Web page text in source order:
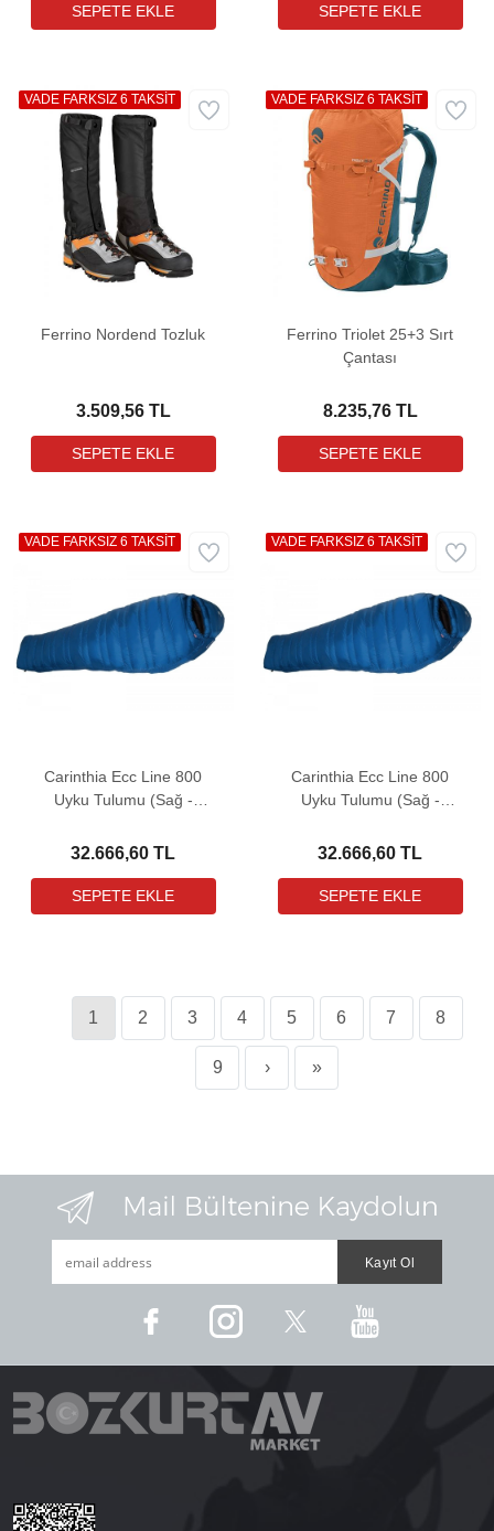
Ferrino Nordend Tozluk
3.509,56 TL
VADE FARKSIZ 6 TAKSİT
Ferrino Triolet 25+3 Sırt
Çantası
8.235,76 TL
VADE FARKSIZ 6 TAKSİT
Carinthia Ecc Line 800
Uyku Tulumu (Sağ -
32.666,60 TL
VADE FARKSIZ 6 TAKSİT
Carinthia Ecc Line 800
Uyku Tulumu (Sağ -
32.666,60 TL
VADE FARKSIZ 6 TAKSİT
1 2 3 4 5 6 7 8
9 › »